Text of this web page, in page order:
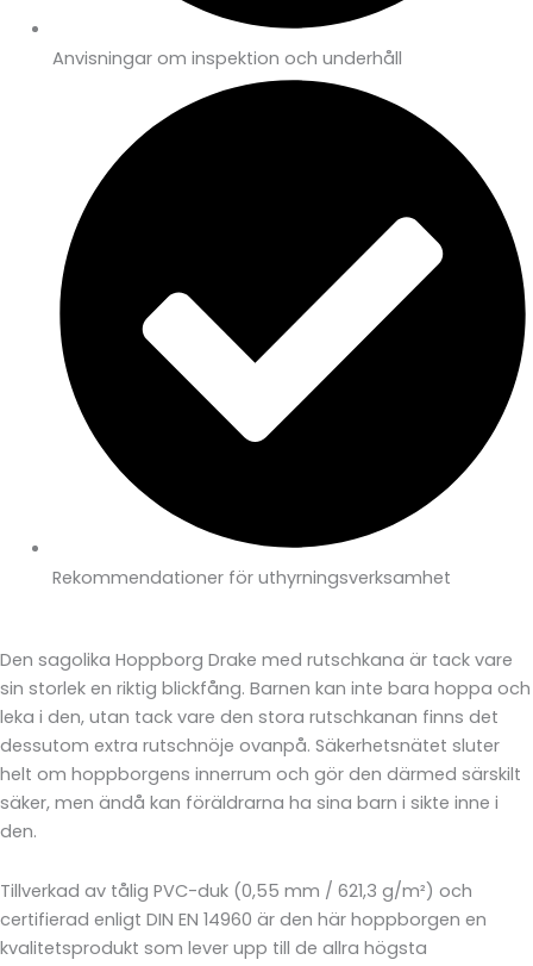
Anvisningar om inspektion och underhåll
Rekommendationer för uthyrningsverksamhet
Den sagolika Hoppborg Drake med rutschkana är tack vare
sin storlek en riktig blickfång. Barnen kan inte bara hoppa och
leka i den, utan tack vare den stora rutschkanan finns det
dessutom extra rutschnöje ovanpå. Säkerhetsnätet sluter
helt om hoppborgens innerrum och gör den därmed särskilt
säker, men ändå kan föräldrarna ha sina barn i sikte inne i
den.
Tillverkad av tålig PVC-duk (0,55 mm / 621,3 g/m²) och
certifierad enligt DIN EN 14960 är den här hoppborgen en
kvalitetsprodukt som lever upp till de allra högsta